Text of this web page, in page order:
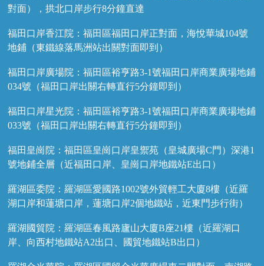
對面），拱北口岸步行8分鐘直達
福田口岸香江院：福田區福田口岸正對面，海悅華城104號
地鋪（東鐵線落馬洲站出關對面即到）
福田口岸廣場院：福田區裕亨路3-1號福田口岸商業廣場地鋪
034號（福田口岸出關右轉直行5分鐘即到）
福田口岸星光院：福田區裕亨路3-1號福田口岸商業廣場地鋪
033號（福田口岸出關右轉直行5分鐘即到）
福田皇崗院：福田區皇崗口岸皇禦苑（皇城廣場C門）深港1
號地鋪全層（近福田口岸、皇崗口岸地鐵站E出口）
羅湖區委院：羅湖區愛國路1002號外貿輕工大廈8樓（近羅
湖口岸和蓮塘口岸，蓮塘口岸2個地鐵站，近東門步行街）
羅湖國貿院：羅湖區春風路廬山大廈B座21樓（近羅湖口
岸、向西村地鐵站A2出口、國貿地鐵站B出口）